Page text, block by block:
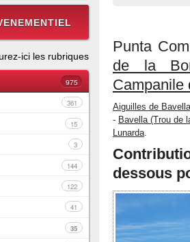
ici les rubriques
975
361
15
3
144
122
41
35
Punta
de la
Campanile
Aiguilles de
- Bavella (Trou de
Lunarda.
dessous